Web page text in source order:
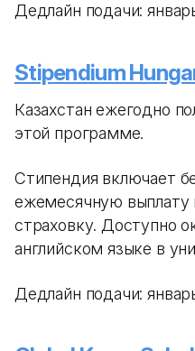
Дедлайн подачи:
Stipendium
Казахстан ежегодно
этой программе.
Стипендия включает
ежемесячную
страховку. Доступно
английском языке в
Дедлайн подачи: